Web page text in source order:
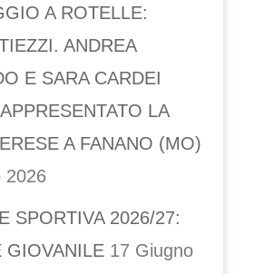
A ROTELLE:
ANDREA
E SARA CARDEI
LA
A FANANO (MO)
2026
SPORTIVA 2026/27:
GIOVANILE 17 Giugno